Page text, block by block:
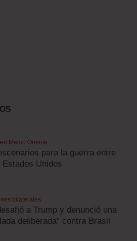
Medio Oriente
para la guerra entre
Estados Unidos
bilaterales
a Trump y denunció una
deliberada” contra Brasil